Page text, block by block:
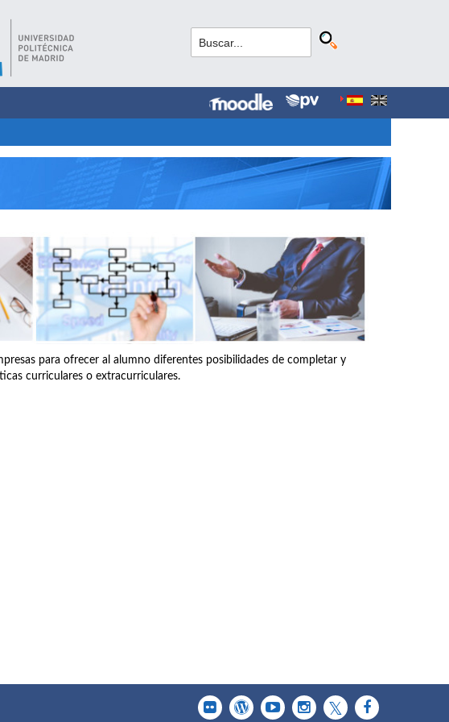
para ofrecer al alumno diferentes posibilidades de completar y
curriculares o extracurriculares.